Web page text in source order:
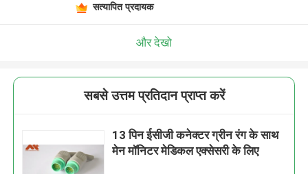
सत्यापित प्रदायक
और देखो
सबसे उत्तम प्रतिदान प्राप्त करें
13 पिन ईसीजी कनेक्टर ग्रीन रंग के साथ
मेन मॉनिटर मेडिकल एक्सेसरी के लिए